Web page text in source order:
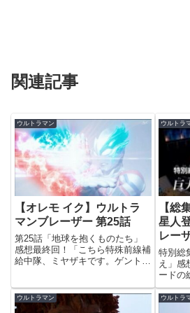
関連記事
ウルトラマン
【オレモ イク】ウルトラ
マンブレーザー 第25話
第25話「地球を抱くものたち」
感想最終回！「こちら特殊前線補
給中隊、ミヤザキです。ゲント隊
よ！」って言ってるセリフの声、
田口監督じゃない？(笑) という
ウルトラ
【総
星人
レー
特別総
え」感
ードの
お馴染
では
ーか
ウルトラマン ウルトラ